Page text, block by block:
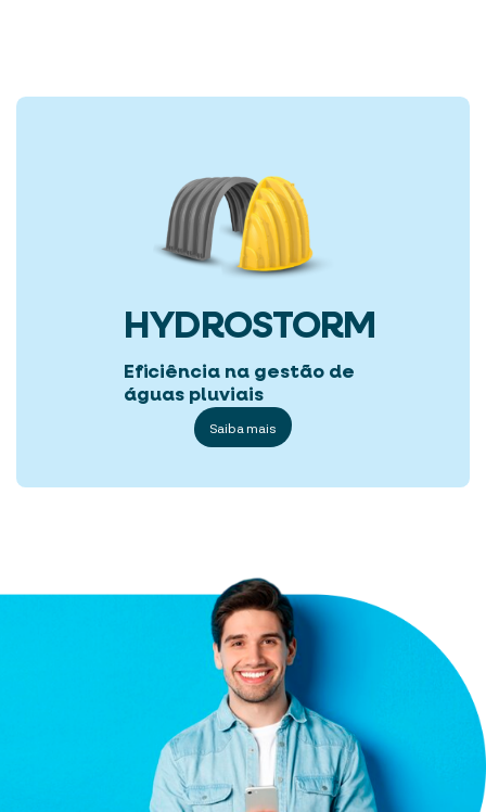
HYDROSTORM
Eficiência na gestão de
águas pluviais
Saiba mais